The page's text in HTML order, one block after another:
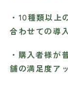
・10種類以
合わせての導
・購入者様が
舗の満足度ア